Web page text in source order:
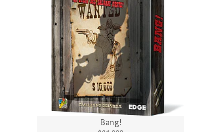
Bang!